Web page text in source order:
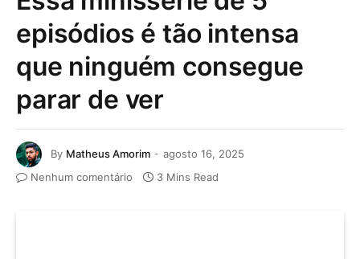
episódios é tão intensa
que ninguém consegue
parar de ver
By Matheus Amorim
agosto 16, 2025
Nenhum comentário
3 Mins Read